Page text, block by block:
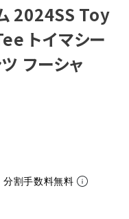
2024SS Toy
トイマシー
フーシャ
分割手数料無料